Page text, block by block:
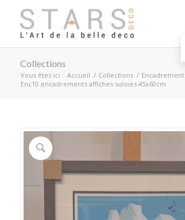
Collections
Vous êtes ici : Accueil / Collections / Encadrement
Enc10 encadrements affiches suisses 45x60cm